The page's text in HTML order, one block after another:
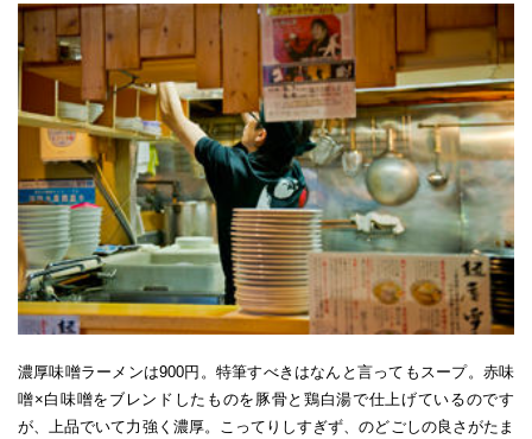
濃厚味噌ラーメンは900円。特筆すべきはなんと言ってもスープ。赤味
噌×白味噌をブレンドしたものを豚骨と鶏白湯で仕上げているのです
が、上品でいて力強く濃厚。こってりしすぎず、のどごしの良さがたま